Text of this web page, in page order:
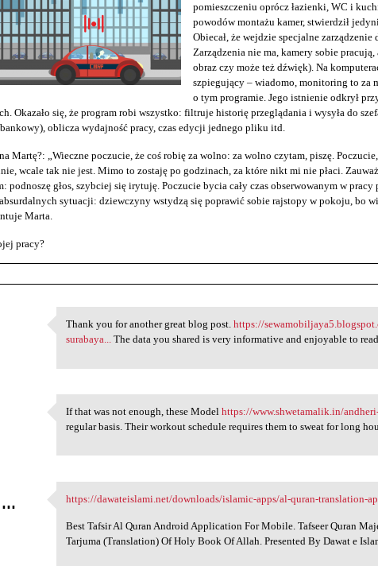
pomieszczeniu oprócz łazienki, WC i
powodów montażu kamer, stwierdził
Obiecał, że wejdzie specjalne
Zarządzenia nie ma, kamery sobie
obraz czy może też dźwięk). Na
szpiegujący – wiadomo, monitoring to za
o tym programie. Jego istnienie odkrył
Okazało się, że program robi wszystko: filtruje historię przeglądania i wysyła do
oblicza wydajność pracy, czas edycji jednego pliku itd.
Martę?: „Wieczne poczucie, że coś robię za wolno: za wolno czytam, piszę.
wcale tak nie jest. Mimo to zostaję po godzinach, za które nikt mi nie płaci.
podnoszę głos, szybciej się irytuję. Poczucie bycia cały czas obserwowanym w pracy
sytuacji: dziewczyny wstydzą się poprawić sobie rajstopy w pokoju, bo
Marta.
pracy?
Thank you for another great
Thank you for another great blog post.https://
surabaya... The data you shared is very informative and enjoyable to
If that was not enough, these
If that was not enough, these Modelhttps://www.shwetamalik.in/
regular basis. Their workout schedule requires them to sweat for long
https://dawateislami.net
https://dawateislami.net/downloads/islamic-apps/al-quran-translation-
Best Tafsir Al Quran Android Application For Mobile. Tafseer Quran
Tarjuma (Translation) Of Holy Book Of Allah. Presented By Dawat e